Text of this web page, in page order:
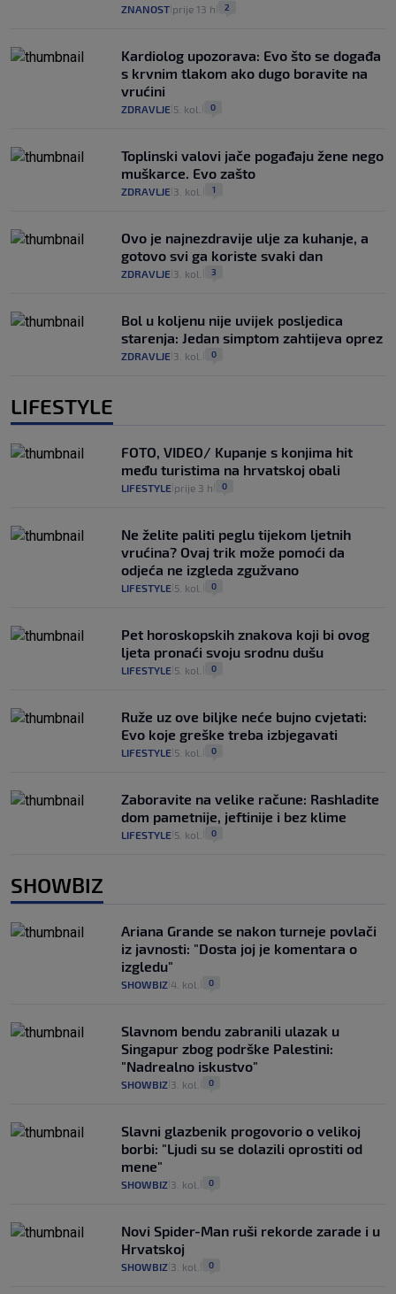
ZNANOST prije 13 h 2
Kardiolog upozorava: Evo što se događa
s krvnim tlakom ako dugo boravite na
vrućini
ZDRAVLJE 5. kol. 0
Toplinski valovi jače pogađaju žene nego
muškarce. Evo zašto
ZDRAVLJE 3. kol. 1
Ovo je najnezdravije ulje za kuhanje, a
gotovo svi ga koriste svaki dan
ZDRAVLJE 3. kol. 3
Bol u koljenu nije uvijek posljedica
starenja: Jedan simptom zahtijeva oprez
ZDRAVLJE 3. kol. 0
LIFESTYLE
FOTO, VIDEO/ Kupanje s konjima hit
među turistima na hrvatskoj obali
LIFESTYLE prije 3 h 0
Ne želite paliti peglu tijekom ljetnih
vrućina? Ovaj trik može pomoći da
odjeća ne izgleda zgužvano
LIFESTYLE 5. kol. 0
Pet horoskopskih znakova koji bi ovog
ljeta pronaći svoju srodnu dušu
LIFESTYLE 5. kol. 0
Ruže uz ove biljke neće bujno cvjetati:
Evo koje greške treba izbjegavati
LIFESTYLE 5. kol. 0
Zaboravite na velike račune: Rashladite
dom pametnije, jeftinije i bez klime
LIFESTYLE 5. kol. 0
SHOWBIZ
Ariana Grande se nakon turneje povlači
iz javnosti: "Dosta joj je komentara o
izgledu"
SHOWBIZ 4. kol. 0
Slavnom bendu zabranili ulazak u
Singapur zbog podrške Palestini:
"Nadrealno iskustvo"
SHOWBIZ 3. kol. 0
Slavni glazbenik progovorio o velikoj
borbi: "Ljudi su se dolazili oprostiti od
mene"
SHOWBIZ 3. kol. 0
Novi Spider-Man ruši rekorde zarade i u
Hrvatskoj
SHOWBIZ 3. kol. 0